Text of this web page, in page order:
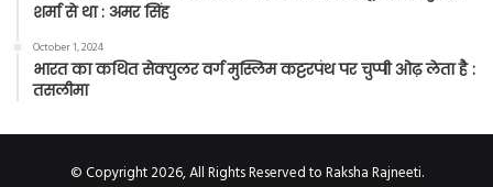
शर्मा से था : अमर सिंह
October 1, 2024
भारत का कथित सेक्युलर वर्ग मुस्लिम कट्टरपंथ पर चुप्पी ओढ़ लेता है :
तसलीमा
© Copyright 2026, All Rights Reserved to Raksha Rajneeti.